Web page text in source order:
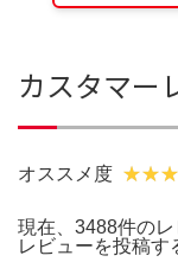
カスタマー
オススメ度
現在、3488件のレ
レビューを投稿す